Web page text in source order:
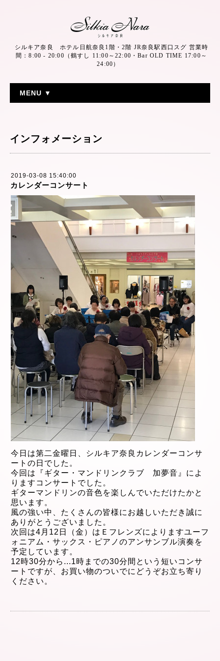
シルキア奈良 ホテル日航奈良1階・2階 JR奈良駅西口スグ 営業時
間：8:00 - 20:00（鶴すし 11:00～22:00・Bar OLD TIME 17:00～
24:00）
MENU ▼
インフォメーション
2019-03-08 15:40:00
カレンダーコンサート
今日は第二金曜日、シルキア奈良カレンダーコンサ
ートの日でした。
今回は『ギター・マンドリンクラブ 加夢音』によ
りますコンサートでした。
ギターマンドリンの音色を楽しんでいただけたかと
思います。
風の強い中、 たくさんの皆様にお越しいただき 誠に
ありがとうございました。
次回は4月12 日（金）はＥフレンズによりますユーフ
ォニアム・サックス・ピアノのアンサンブル演奏 を
予定しています。
12時30分から ...1時までの30分間という短いコンサ
ートですが、 お買い物のついでにどうぞお立ち寄り
ください。